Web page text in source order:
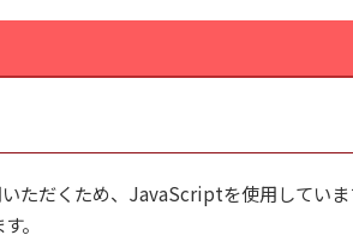
ただくため、JavaScriptを使用してい
。